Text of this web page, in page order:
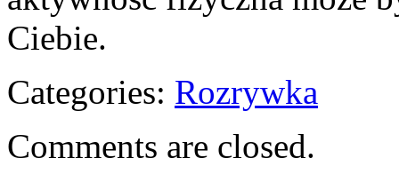
Ciebie.
Categories: Rozrywka
Comments are closed.